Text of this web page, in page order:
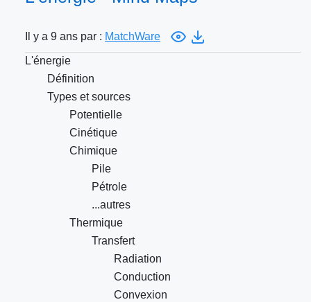
Il y a 9 ans par : MatchWare
L'énergie
Définition
Types et sources
Potentielle
Cinétique
Chimique
Pile
Pétrole
...autres
Thermique
Transfert
Radiation
Conduction
Convexion